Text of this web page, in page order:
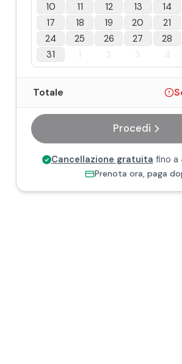
10
11 12 13 14
17
18 19 20 21
24
25 26 27 28
31
1 2 3 4
Totale
Procedi
Cancellazione gratuita fino a
Prenota ora, paga